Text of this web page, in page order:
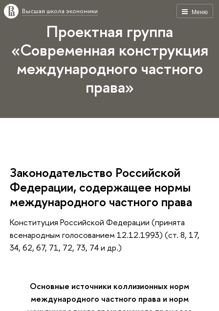
Меню
Высшая школа экономики
Проектная группа
«Современная конструкция
международного частного
права»
Законодательство Российской
Федерации, содержащее нормы
международного частного права
Конституция Российской Федерации (принята
всенародным голосованием 12.12.1993) (ст. 8, 17,
34, 62, 67, 71, 72, 73, 74 и др.)
Основные источники коллизионных норм
международного частного права и норм